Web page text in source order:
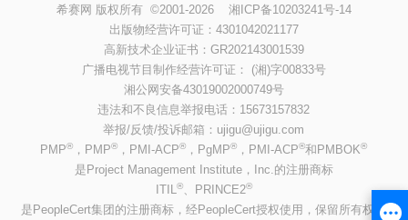
希赛网 版权所有 ©2001-2026 湘ICP备10203241号-14
出版物经营许可证：4301042021177
高新技术企业证书：GR202143001539
广播电视节目制作经营许可证： (湘)字00833号
湘公网安备43019002000749号
违法和不良信息举报电话：15673157832
举报/反馈/投诉邮箱：ujigu@ujigu.com
PMP® ，PMP® ，PMI-ACP® ，PgMP® ，PMI-ACP®和PMBOK®
是Project Management Institute，Inc.的注册商标
ITIL®、PRINCE2®
是PeopleCert集团的注册商标，经PeopleCert授权使用，保留所有权利